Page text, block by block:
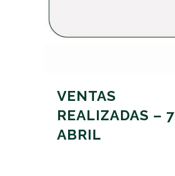
VENTAS
REALIZADAS – 7
ABRIL